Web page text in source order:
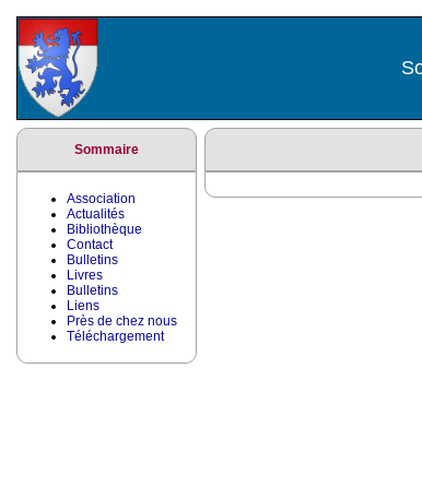
Sommaire
Association
Actualités
Bibliothèque
Contact
Bulletins
Livres
Bulletins
Liens
Près de chez nous
Téléchargement